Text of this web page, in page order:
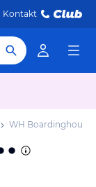
Kontakt
WH Boardinghouse